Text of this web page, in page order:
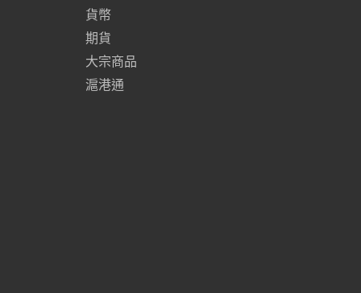
貨幣
期貨
大宗商品
滬港通